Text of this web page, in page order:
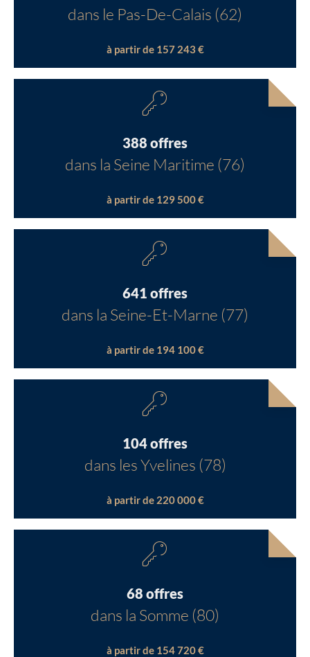
dans le Pas-De-Calais (62)
à partir de 157 243 €
388 offres
dans la Seine Maritime (76)
à partir de 129 500 €
641 offres
dans la Seine-Et-Marne (77)
à partir de 194 100 €
104 offres
dans les Yvelines (78)
à partir de 220 000 €
68 offres
dans la Somme (80)
à partir de 154 720 €